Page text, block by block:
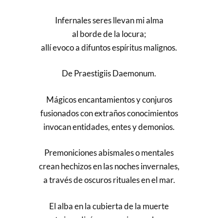
Infernales seres llevan mi alma
al borde de la locura;
allí evoco a difuntos espíritus malignos.
De Praestigiis Daemonum.
Mágicos encantamientos y conjuros
fusionados con extraños conocimientos
invocan entidades, entes y demonios.
Premoniciones abismales o mentales
crean hechizos en las noches invernales,
a través de oscuros rituales en el mar.
El alba en la cubierta de la muerte